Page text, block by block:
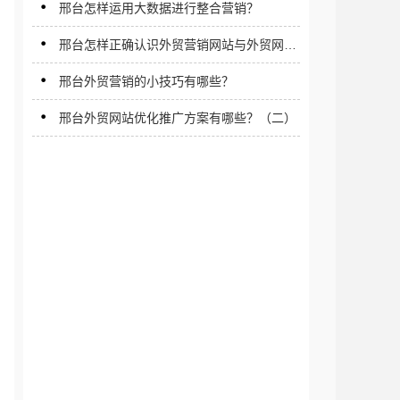
邢台怎样运用大数据进行整合营销？
邢台怎样正确认识外贸营销网站与外贸网络
邢台外贸营销的小技巧有哪些？
邢台外贸网站优化推广方案有哪些？（二）